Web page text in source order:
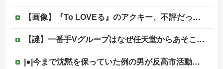
【画像】『To LOVEる』のアクキー、不評だった理由が明確すぎる
【謎】一番手Vグループはなぜ任天堂からあそこまで寵愛されるんだ？
|●|今まで沈黙を保っていた例の男が反高市活動を再開した模様、財務省を手を組んでの返り咲きが狙いか？